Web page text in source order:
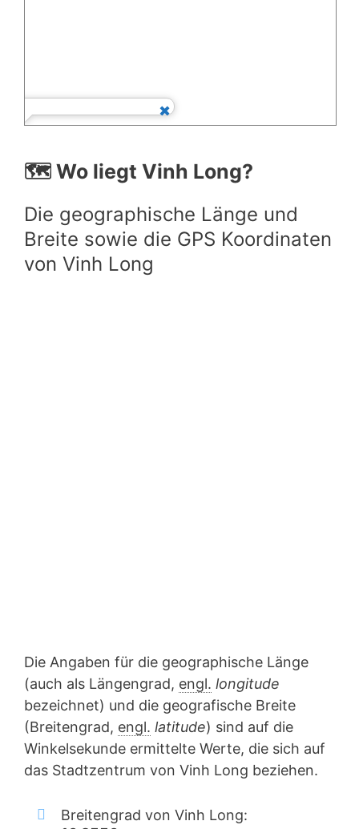
🗺️ Wo liegt Vinh Long?
Die geographische Länge und
Breite sowie die GPS Koordinaten
von Vinh Long
Die Angaben für die geographische Länge
(auch als Längengrad, engl. longitude
bezeichnet) und die geografische Breite
(Breitengrad, engl. latitude) sind auf die
Winkelsekunde ermittelte Werte, die sich auf
das Stadtzentrum von Vinh Long beziehen.
Breitengrad von Vinh Long: